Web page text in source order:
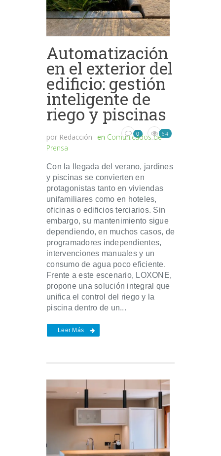
Automatización
en el exterior del
edificio: gestión
inteligente de
riego y piscinas
por Redacción en Comunicados de
Prensa
0 64
Con la llegada del verano, jardines
y piscinas se convierten en
protagonistas tanto en viviendas
unifamiliares como en hoteles,
oficinas o edificios terciarios. Sin
embargo, su mantenimiento sigue
dependiendo, en muchos casos, de
programadores independientes,
intervenciones manuales y un
consumo de agua poco eficiente.
Frente a este escenario, LOXONE,
propone una solución integral que
unifica el control del riego y la
piscina dentro de un...
Leer Más